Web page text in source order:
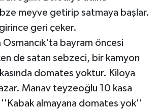
meyve getirip satmaya başlar.
geri çeker.
Osmancık'ta bayram öncesi
de satan sebzeci, bir kamyon
domates yoktur. Kiloya
Manav teyzeoğlu 10 kasa
almayana domates yok''